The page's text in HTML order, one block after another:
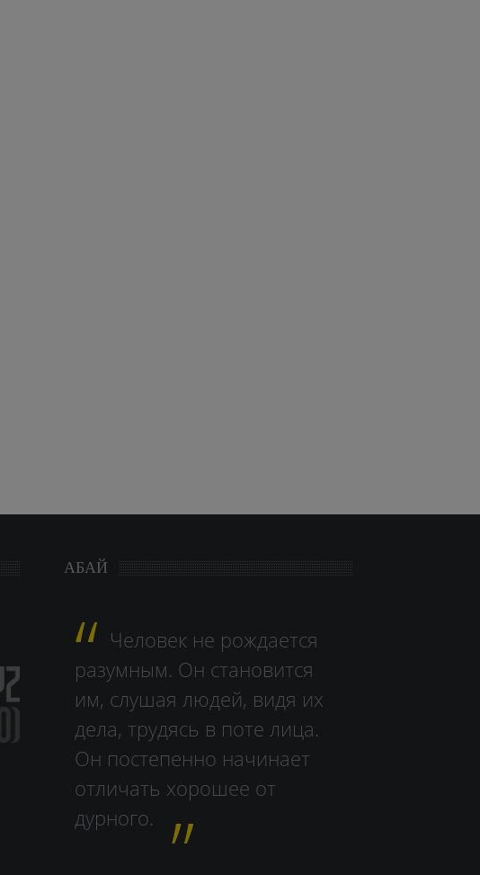
АБАЙ
Человек не рождается
разумным. Он становится
им, слушая людей, видя их
дела, тру­дясь в поте лица.
Он постепенно начинает
отличать хорошее от
дурного.